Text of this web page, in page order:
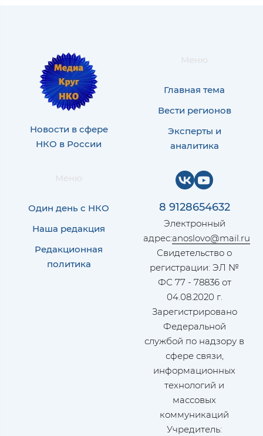
Новости в сфере
НКО в России
Меню
Главная тема
Вести регионов
Эксперты и
аналитика
Меню
Один день с НКО
Наша редакция
Редакционная
политика
8 9128654632
Электронный
адрес:anoslovo@mail.ru
Свидетельство о
регистрации: ЭЛ №
ФС 77 - 78836 от
04.08.2020 г.
Зарегистрировано
Федеральной
службой по надзору в
сфере связи,
информационных
технологий и
массовых
коммуникаций
Учредитель: